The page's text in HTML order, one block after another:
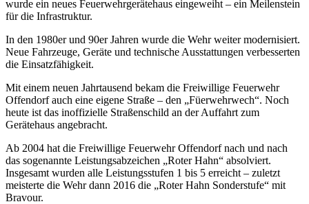
wurde ein neues Feuerwehrgerätehaus eingeweiht – ein Meilenstein
für die Infrastruktur.
In den 1980er und 90er Jahren wurde die Wehr weiter modernisiert.
Neue Fahrzeuge, Geräte und technische Ausstattungen verbesserten
die Einsatzfähigkeit.
Mit einem neuen Jahrtausend bekam die Freiwillige Feuerwehr
Offendorf auch eine eigene Straße – den „Füerwehrwech“. Noch
heute ist das inoffizielle Straßenschild an der Auffahrt zum
Gerätehaus angebracht.
Ab 2004 hat die Freiwillige Feuerwehr Offendorf nach und nach
das sogenannte Leistungsabzeichen „Roter Hahn“ absolviert.
Insgesamt wurden alle Leistungsstufen 1 bis 5 erreicht – zuletzt
meisterte die Wehr dann 2016 die „Roter Hahn Sonderstufe“ mit
Bravour.